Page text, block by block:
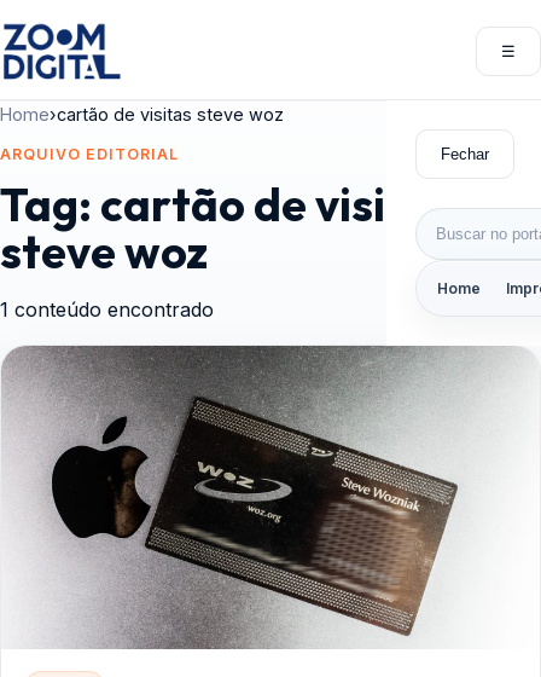
☰
Fechar
Buscar por:
Home
Home›cartão de visitas steve woz
ARQUIVO EDITORIAL
Tag: cartão de visitas
steve woz
1 conteúdo encontrado